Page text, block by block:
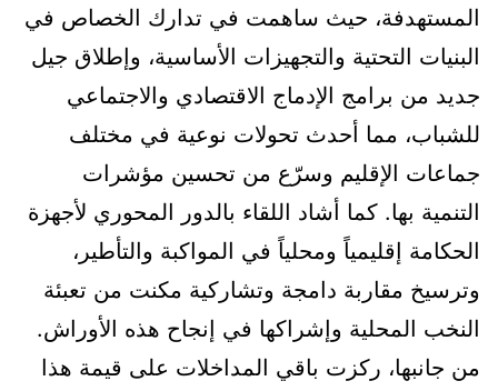
المستهدفة، حيث ساهمت في تدارك الخصاص في
البنيات التحتية والتجهيزات الأساسية، وإطلاق جيل
جديد من برامج الإدماج الاقتصادي والاجتماعي
للشباب، مما أحدث تحولات نوعية في مختلف
جماعات الإقليم وسرّع من تحسين مؤشرات
التنمية بها. كما أشاد اللقاء بالدور المحوري لأجهزة
الحكامة إقليمياً ومحلياً في المواكبة والتأطير،
وترسيخ مقاربة دامجة وتشاركية مكنت من تعبئة
النخب المحلية وإشراكها في إنجاح هذه الأوراش.
من جانبها، ركزت باقي المداخلات على قيمة هذا